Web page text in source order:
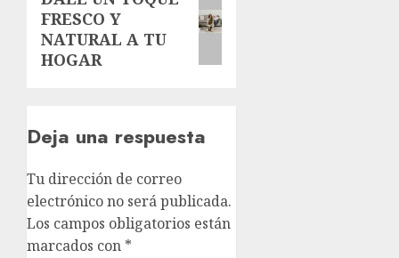
entrada:
FRESCO Y
NATURAL A TU
HOGAR
Deja una respuesta
Tu dirección de correo
electrónico no será publicada.
Los campos obligatorios están
marcados con *